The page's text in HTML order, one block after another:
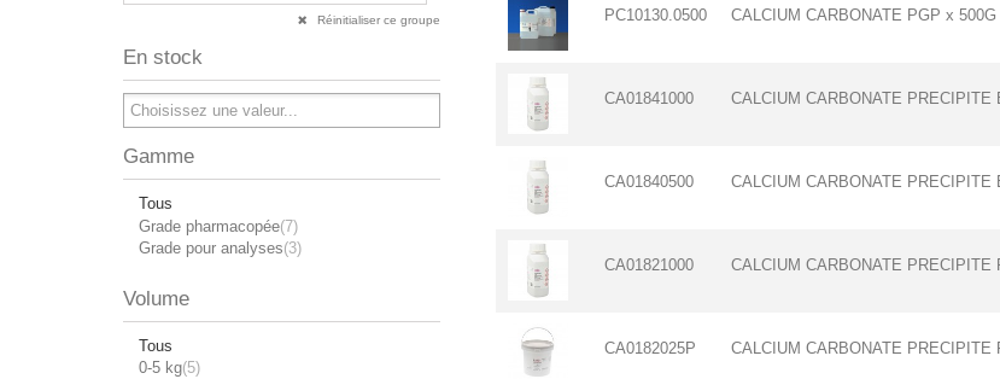
Réinitialiser ce groupe
En stock
Gamme
Tous
Grade pharmacopée(7)
Grade pour analyses(3)
Volume
Tous
0-5 kg(5)
PC10130.0500 CALCIUM CARBONATE PGP x 500G
CA01841000 CALCIUM CARBONATE
CA01840500 CALCIUM CARBONATE
CA01821000 CALCIUM CARBONATE
CA0182025P CALCIUM CARBONATE